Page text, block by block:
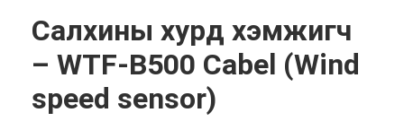
Салхины хурд хэмжигч
– WTF-B500 Cabel (Wind
speed sensor)